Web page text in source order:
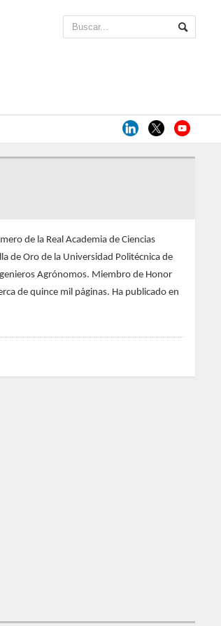
de la Real Academia de Ciencias
de Oro de la Universidad Politécnica de
Agrónomos. Miembro de Honor
de quince mil páginas. Ha publicado en